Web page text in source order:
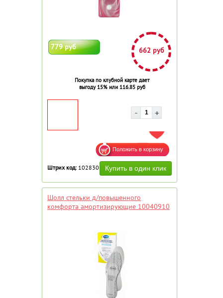
779 руб 662 руб
Покупка по клубной карте дает
выгоду 15% или 116.85 руб
ДОБАВИТЬ В ИЗБРАННОЕ
Штрих код: 102830
Шолл стельки д/повышенного
комфорта амортизирующие 10040910